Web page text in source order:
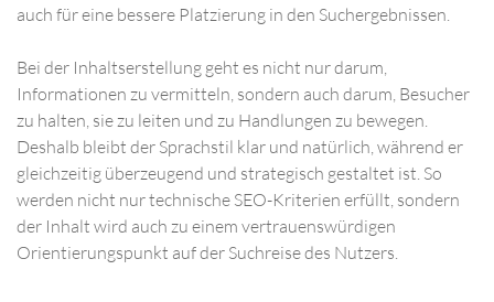
auch für eine bessere Platzierung in den Suchergebnissen.
Bei der Inhaltserstellung geht es nicht nur darum,
Informationen zu vermitteln, sondern auch darum, Besucher
zu halten, sie zu leiten und zu Handlungen zu bewegen.
Deshalb bleibt der Sprachstil klar und natürlich, während er
gleichzeitig überzeugend und strategisch gestaltet ist. So
werden nicht nur technische SEO-Kriterien erfüllt, sondern
der Inhalt wird auch zu einem vertrauenswürdigen
Orientierungspunkt auf der Suchreise des Nutzers.